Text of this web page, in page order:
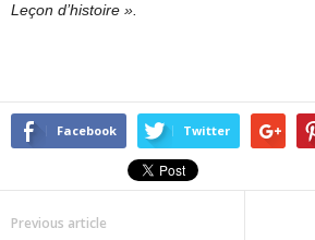
Leçon d’histoire ».
Facebook Twitter
Previous article